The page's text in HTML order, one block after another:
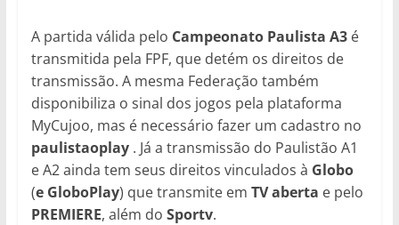
A partida válida pelo Campeonato Paulista A3 é
transmitida pela FPF, que detém os direitos de
transmissão. A mesma Federação também
disponibiliza o sinal dos jogos pela plataforma
MyCujoo, mas é necessário fazer um cadastro no
paulistaoplay. Já a transmissão do Paulistão A1
e A2 ainda tem seus direitos vinculados à Globo
(e GloboPlay) que transmite em TV aberta e pelo
PREMIERE, além do Sportv.